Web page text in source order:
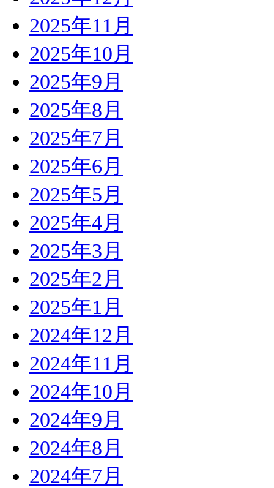
2025年11月
2025年10月
2025年9月
2025年8月
2025年7月
2025年6月
2025年5月
2025年4月
2025年3月
2025年2月
2025年1月
2024年12月
2024年11月
2024年10月
2024年9月
2024年8月
2024年7月